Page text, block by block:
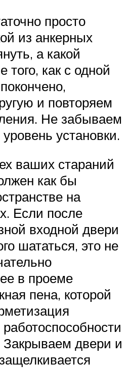
просто
из анкерных
а какой
того, как с одной
и повторяем
Не забываем
установки.
ваших стараний
как бы
на
Если после
входной двери
шататься, это не
в проеме
пена, которой
Закрываем двери и